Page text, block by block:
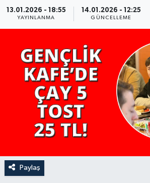
13.01.2026 - 18:55
YAYINLANMA
14.01.2026 - 12:25
GÜNCELLEME
Paylaş
SPOR
YAŞAM